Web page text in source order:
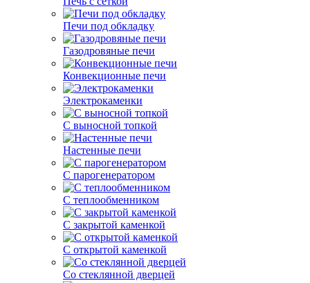
Печи под обкладку
Газодровяные печи
Конвекционные печи
Электрокаменки
С выносной топкой
Настенные печи
С парогенератором
С теплообменником
С закрытой каменкой
С открытой каменкой
Со стеклянной дверцей